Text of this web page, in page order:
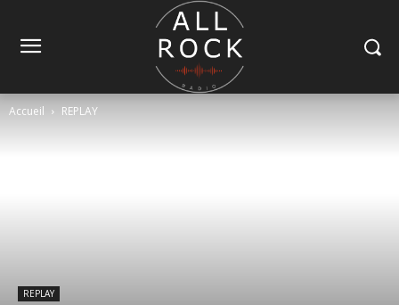
Accueil REPLAY
REPLAY